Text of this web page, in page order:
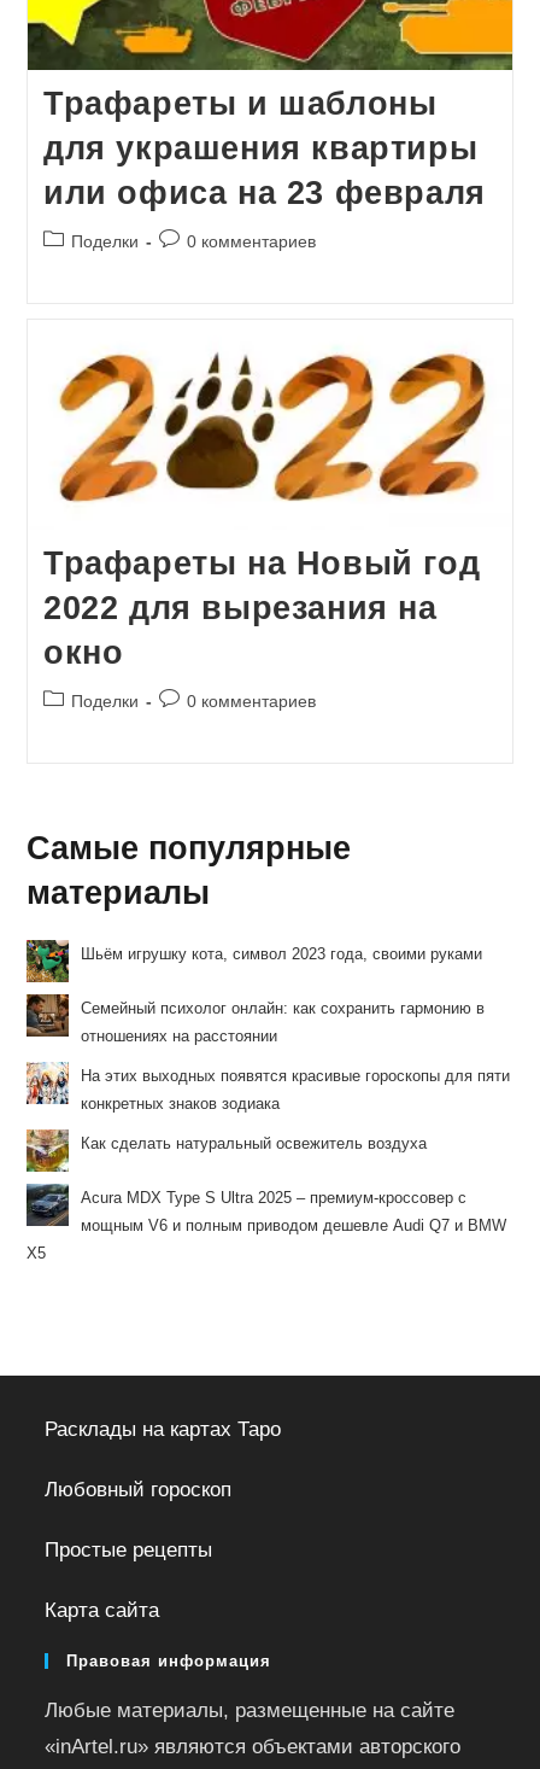
Трафареты и шаблоны
для украшения квартиры
или офиса на 23 февраля
Рубрика
Поделки
Комментарии
0 комментариев
Трафареты на Новый год
2022 для вырезания на
окно
Рубрика
Поделки
Комментарии
0 комментариев
Самые популярные
материалы
Шьём игрушку кота, символ 2023 года, своими руками
Семейный психолог онлайн: как сохранить гармонию в
отношениях на расстоянии
На этих выходных появятся красивые гороскопы для пяти
конкретных знаков зодиака
Как сделать натуральный освежитель воздуха
Acura MDX Type S Ultra 2025 – премиум-кроссовер с
мощным V6 и полным приводом дешевле Audi Q7 и BMW
X5
Расклады на картах Таро
Любовный гороскоп
Простые рецепты
Карта сайта
Правовая информация
Любые материалы, размещенные на сайте
«inArtel.ru» являются объектами авторского